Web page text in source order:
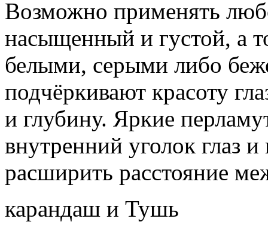
Возможно применять
насыщенный и густой, а
белыми, серыми либо
подчёркивают красоту
и глубину. Яркие
внутренний уголок глаз
расширить расстояние
карандаш и Тушь